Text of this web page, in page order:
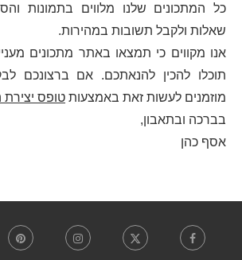
כל המתכונים שלנו מלווים בתמונות
שאלות ולקבל תשובות במהירות.
אנו מקווים כי תמצאו באתר מתכונים
תוכלו להכין להנאתכם. אם ברצונכם
מוזמנים לעשות זאת באמצעות טופס
בברכה ובתאבון,
אסף כהן